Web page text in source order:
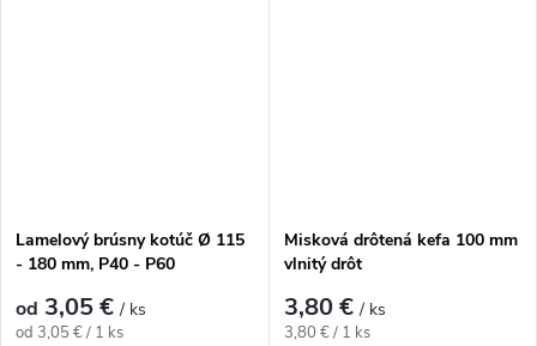
Lamelový brúsny kotúč Ø 115
- 180 mm, P40 - P60
od 3,05 €/ ks
Jednotková cena:
od 3,05 € / 1 ks
Misková drôtená kefa 100 mm
vlnitý drôt
3,80 €/ ks
Jednotková cena:
3,80 € / 1 ks